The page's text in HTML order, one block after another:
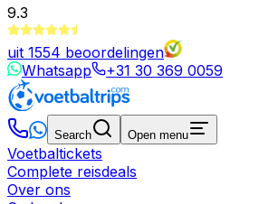
9.3
uit 1554 beoordelingen
Whatsapp
+31 30 369 0059
Search Open menu
Voetbaltickets
Complete reisdeals
Over ons